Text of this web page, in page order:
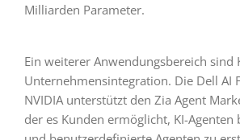
Milliarden Parameter.
Ein weiterer Anwendungsbereich sind
Unternehmensintegration. Die Dell AI
NVIDIA unterstützt den Zia Agent
der es Kunden ermöglicht, KI-Agenten